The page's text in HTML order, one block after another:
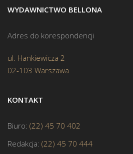
WYDAWNICTWO BELLONA
Adres do korespondencji
ul. Hankiewicza 2
02-103 Warszawa
KONTAKT
Biuro: (22) 45 70 402
Redakcja: (22) 45 70 444